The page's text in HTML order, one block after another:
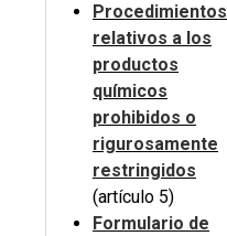
Procedimientos
relativos a los
productos
químicos
prohibidos o
rigurosamente
restringidos
(artículo 5)
Formulario de